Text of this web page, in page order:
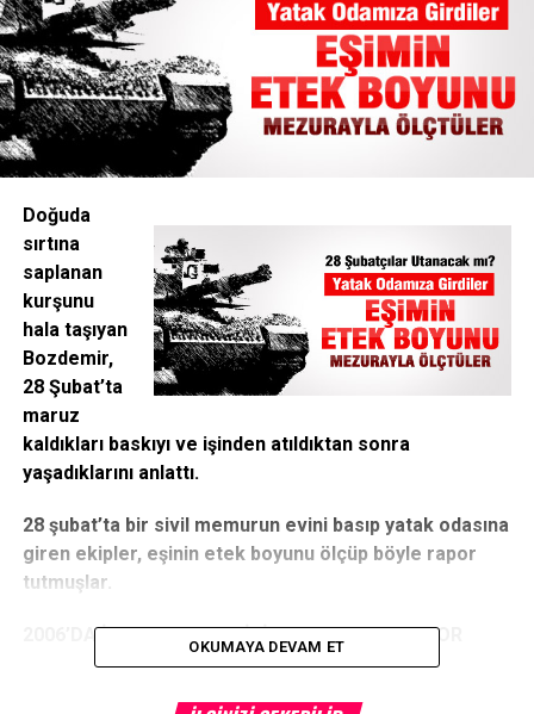
Doğuda
sırtına
saplanan
kurşunu
hala taşıyan
Bozdemir,
28 Şubat’ta
maruz
kaldıkları baskıyı ve işinden atıldıktan sonra
yaşadıklarını anlattı.
28 şubat’ta bir sivil memurun evini basıp yatak odasına
giren ekipler, eşinin etek boyunu ölçüp böyle rapor
tutmuşlar.
2006’DA İŞTEN ATILAN SİVİL MEMUR ANLATIYOR
OKUMAYA DEVAM ET